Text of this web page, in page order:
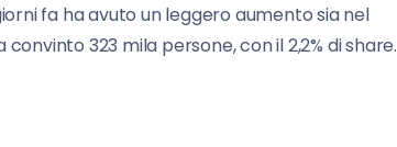
fa ha avuto un leggero aumento sia nel
323 mila persone, con il 2,2% di share.